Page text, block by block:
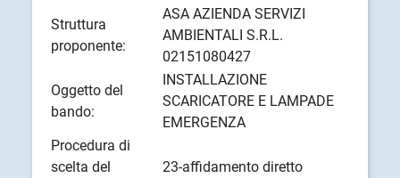
Struttura
proponente:
ASA AZIENDA SERVIZI
AMBIENTALI S.R.L.
02151080427
Oggetto del
bando:
INSTALLAZIONE
SCARICATORE E LAMPADE
EMERGENZA
Procedura di
scelta del
23-affidamento diretto